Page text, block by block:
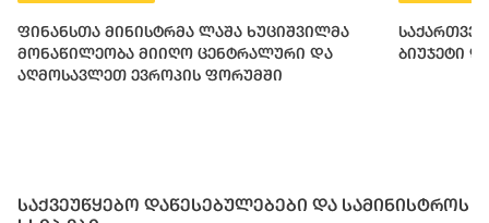
ფინანსთა მინისტრმა ლაშა ხუციშვილმა
მონაწილეობა მიიღო ცენტრალური და
აღმოსავლეთ ევროპის ფორუმში
ბიუჯეტი
საქვეუწყებო დაწესებულებები და სამინისტროს